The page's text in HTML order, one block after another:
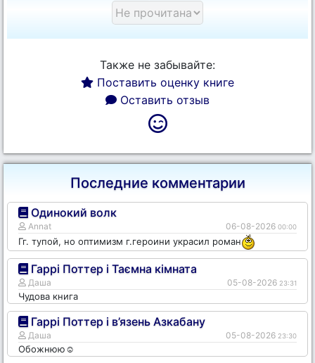
Также не забывайте:
Поставить оценку книге
Оставить отзыв
Последние комментарии
Одинокий волк
Annat 06-08-2026 00:00
Гг. тупой, но оптимизм г.героини украсил роман
Гаррі Поттер і Таємна кімната
Даша 05-08-2026 23:31
Чудова книга
Гаррі Поттер і в’язень Азкабану
Даша 05-08-2026 23:30
Обожнюю☺️